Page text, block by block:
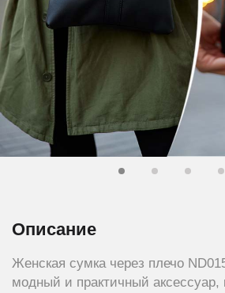
Описание
Женская сумка через плечо
модный и практичный аксессуар,